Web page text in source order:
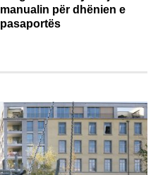
manualin për dhënien e
pasaportës